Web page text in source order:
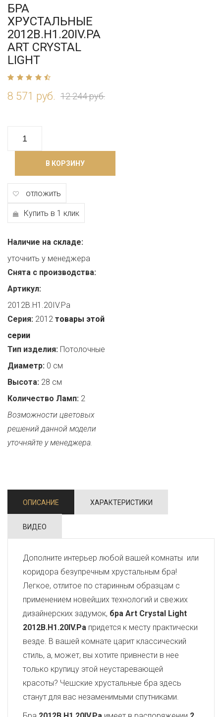
БРА
ХРУСТАЛЬНЫЕ
2012B.H1.20IV.PA
ART CRYSTAL
LIGHT
8 571 руб. 12 244 руб.
В КОРЗИНУ
отложить
Купить в 1 клик
Наличие на складе:
уточнить у менеджера
Снята с производства:
Артикул:
2012B.H1.20IV.Pa
Серия: 2012 товары этой
серии
Тип изделия: Потолочные
Диаметр: 0 см
Высота: 28 см
Количество Ламп: 2
Возможности цветовых
решений данной модели
уточняйте у менеджера.
ОПИСАНИЕ ХАРАКТЕРИСТИКИ
ВИДЕО
Дополните интерьер любой вашей комнаты или
коридора безупречным хрустальным бра!
Легкое, отлитое по старинным образцам с
применением новейших технологий и свежих
дизайнерских задумок, бра Art Crystal Light
2012B.H1.20IV.Pa придется к месту практически
везде. В вашей комнате царит классический
стиль, а, может, вы хотите привнести в нее
только крупицу этой неустаревающей
красоты? Чешские хрустальные бра здесь
станут для вас незаменимыми спутниками.